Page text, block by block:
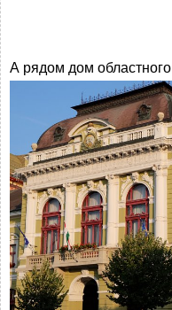
А рядом дом областного